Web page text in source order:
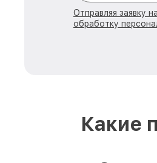
Отправляя заявку
обработку
Какие